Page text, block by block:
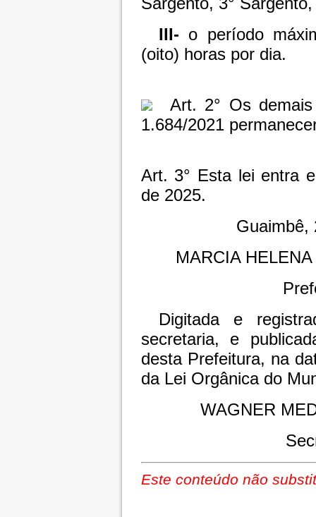
III- o período
(oito) horas por dia.
Art. 2° Os
1.684/2021
Art. 3° Esta lei entra
de 2025.
Guaimbê,
MARCIA
Digitada e
secretaria, e
desta Prefeitura, na
da Lei Orgânica do
WAGNER
Este conteúdo não